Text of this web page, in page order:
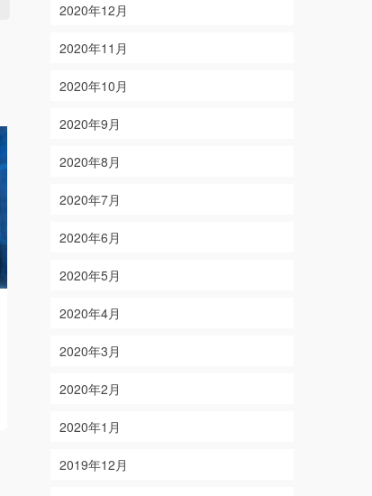
5/12
【結果】 マダイ 2枚 サバ など 【釣り
前田様Read More
2020年12月
2020年11月
2020年10月
2020年9月
2020年8月
2020年7月
2020年6月
2020年5月
2020年4月
2020年3月
2020年2月
2020年1月
2019年12月